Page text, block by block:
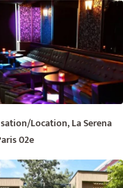
Location, La Serena
02e